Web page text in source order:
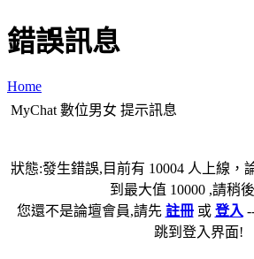
錯誤訊息
Home
MyChat 數位男女 提示訊息
狀態:發生錯誤,目前有 10004 人上線，
到最大值 10000 ,請稍
您還不是論壇會員,請先 註冊或 登入
跳到登入界面!